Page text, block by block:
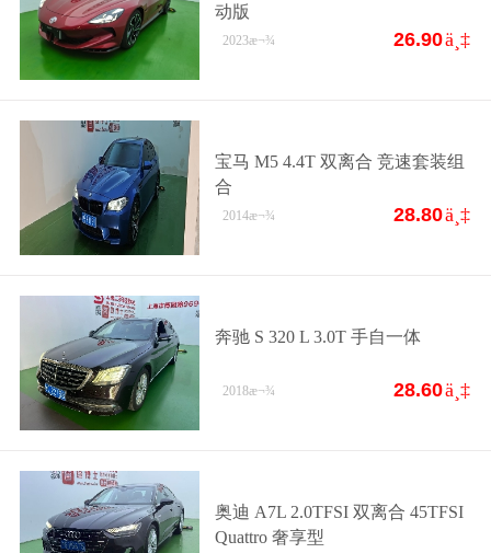
动版
26.90ä¸‡
2023æ¬¾
宝马 M5 4.4T 双离合 竞速套装组
合
28.80ä¸‡
2014æ¬¾
奔驰 S 320 L 3.0T 手自一体
28.60ä¸‡
2018æ¬¾
奥迪 A7L 2.0TFSI 双离合 45TFSI
Quattro 奢享型